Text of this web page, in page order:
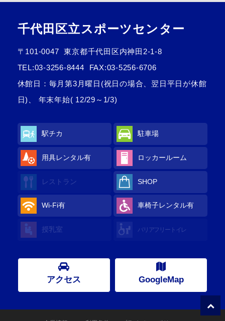
千代田区立スポーツセンター
〒101-0047
東京都千代田区内神田2-1-8
TEL:03-3256-8444
FAX:03-5256-6706
休館日：毎月第3月曜日(祝日の場合、翌日平日が休館
日)、 年末年始( 12/29～1/3)
駅チカ 駐車場
用具レンタル有 ロッカールーム
レストラン SHOP
Wi-Fi有 車椅子レンタル有
授乳室 バリアフリートイレ
アクセス GoogleMap